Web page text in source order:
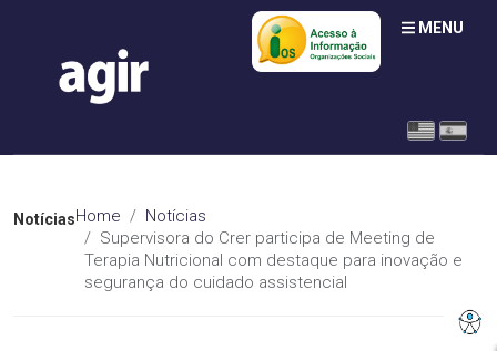
MENU
NotíciasHome
Notícias
Supervisora do Crer participa de Meeting de
Terapia Nutricional com destaque para inovação e
segurança do cuidado assistencial